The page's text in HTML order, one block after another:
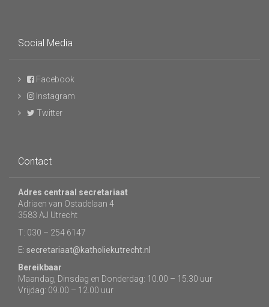
Social Media
Facebook
Instagram
Twitter
Contact
Adres centraal secretariaat
Adriaen van Ostadelaan 4
3583 AJ Utrecht
T: 030 – 254 6147
E: secretariaat@katholiekutrecht.nl
Bereikbaar
Maandag, Dinsdag en Donderdag: 10.00 – 15.30 uur
Vrijdag: 09.00 – 12.00 uur